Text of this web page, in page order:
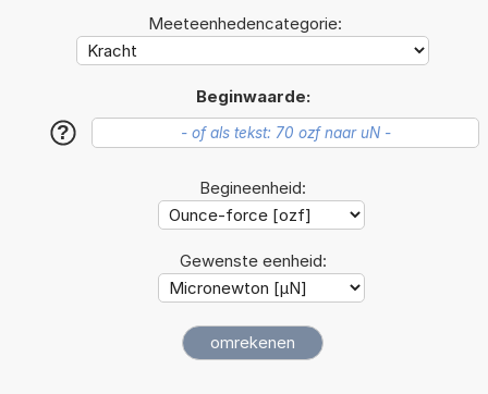
Meeteenhedencategorie:
Beginwaarde:
?
Begineenheid:
Gewenste eenheid: